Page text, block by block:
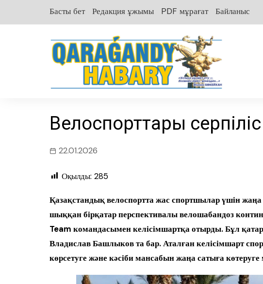
Басты бет Редакция ұжымы PDF мұрағат Байланыс
Велоспорттарғы серпіліс
22.01.2026
Оқылды: 285
Қазақстандық велоспортта жас спортшылар үшін жаңа
шыққан бірқатар перспективалы велошабандоз
Team командасымен келісімшартқа отырды. Бұл
Владислав Башлыков та бар. Аталған келісімшарт
көрсетуге және кәсіби мансабын жаңа сатыға көтеруге